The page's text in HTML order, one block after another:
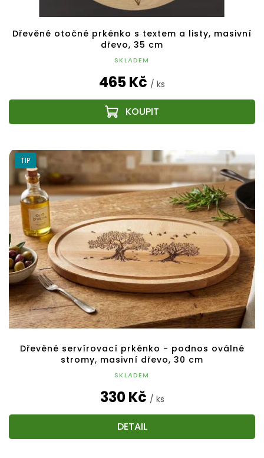
Dřevěné otočné prkénko s textem a listy, masivní
dřevo, 35 cm
SKLADEM
465 Kč / ks
TIP
Dřevěné servírovací prkénko - podnos oválné
stromy, masivní dřevo, 30 cm
SKLADEM
330 Kč / ks
DETAIL